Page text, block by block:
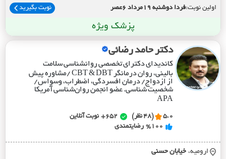
اولین نوبت:فردا دوشنبه 19مرداد 6عصر نوبت بگیرید
پزشک ویژه
دکتر حامد رضائی
کاندیدای دکترای تخصصی روانشناسی سلامت
بالینی، روان‌ درمانگر CBT & DBT /مشاوره پیش
از ازدواج/ درمان افسردگی، اضطراب، وسواس/
شخصیت شناسی. عضو انجمن روان‌شناسی آمریکا
APA
5.0 (48 نظر) 652+
نوبت آنلاین
%100 رضایتمندی
ارومیه، خيابان حسني